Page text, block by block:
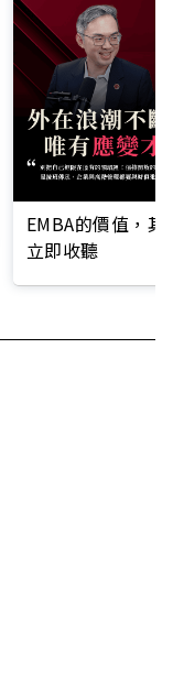
EMBA的價值，
立即收聽